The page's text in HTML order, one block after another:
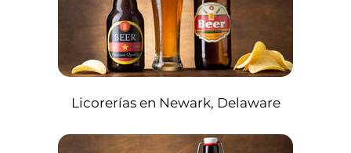
Licorerías en Newark, Delaware